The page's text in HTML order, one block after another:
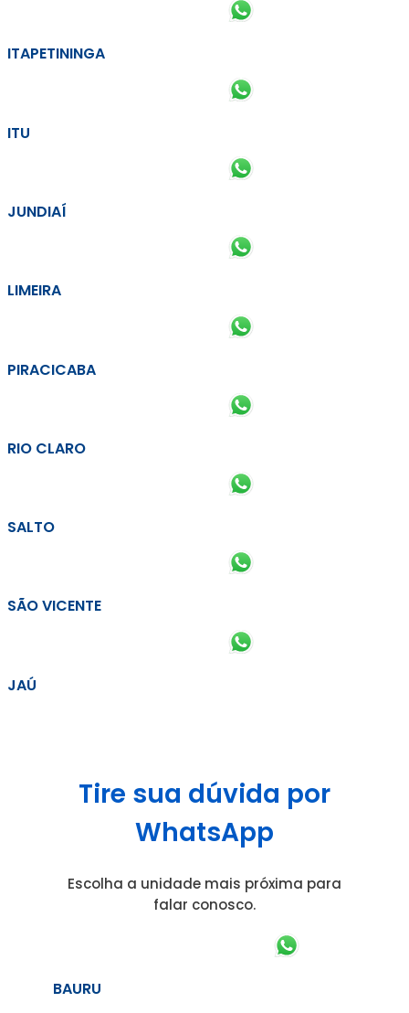
ITAPETININGA
ITU
JUNDIAÍ
LIMEIRA
PIRACICABA
RIO CLARO
SALTO
SÃO VICENTE
JAÚ
Tire sua dúvida por
WhatsApp
Escolha a unidade mais próxima para
falar conosco.
BAURU